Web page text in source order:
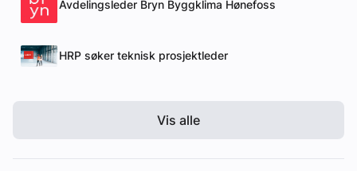
Avdelingsleder Bryn Byggklima Hønefoss
HRP søker teknisk prosjektleder
Vis alle